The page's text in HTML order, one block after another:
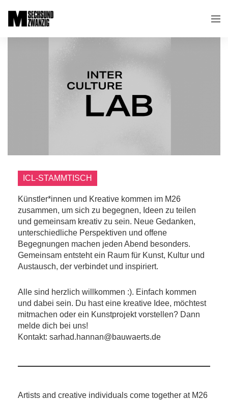
ICL-STAMMTISCH
Künstler*innen und Kreative kommen im M26
zusammen, um sich zu begegnen, Ideen zu teilen
und gemeinsam kreativ zu sein. Neue Gedanken,
unterschiedliche Perspektiven und offene
Begegnungen machen jeden Abend besonders.
Gemeinsam entsteht ein Raum für Kunst, Kultur und
Austausch, der verbindet und inspiriert.
Alle sind herzlich willkommen :). Einfach kommen
und dabei sein. Du hast eine kreative Idee, möchtest
mitmachen oder ein Kunstprojekt vorstellen? Dann
melde dich bei uns!
Kontakt: sarhad.hannan@bauwaerts.de
Artists and creative individuals come together at M26